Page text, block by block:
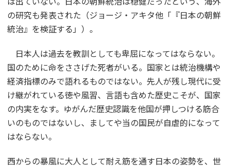
の研究も発表された（ジョージ・アキタ他「『日本の朝鮮
統治』を検証する」）。
日本人は過去を教訓としても卑屈になってはならない。
国のために命をささげた死者がいる。国家とは統治機構や
経済指標のみで語れるものではない。先人が残し現代に受
け継がれている徳や風習、言語も含めた歴史こそが、国家
の内実をなす。ゆがんだ歴史認識を他国が押しつける筋合
いのものではないし、ましてや当の国民が自虐的になって
はならない。
西からの暴風に大人として耐え筋を通す日本の姿勢を、世